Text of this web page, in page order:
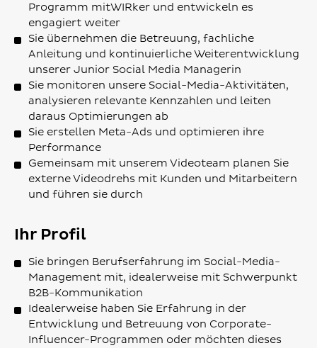
Programm mitWIRker und entwickeln es
engagiert weiter
Sie übernehmen die Betreuung, fachliche
Anleitung und kontinuierliche Weiterentwicklung
unserer Junior Social Media Managerin
Sie monitoren unsere Social-Media-Aktivitäten,
analysieren relevante Kennzahlen und leiten
daraus Optimierungen ab
Sie erstellen Meta-Ads und optimieren ihre
Performance
Gemeinsam mit unserem Videoteam planen Sie
externe Videodrehs mit Kunden und Mitarbeitern
und führen sie durch
Ihr Profil
Sie bringen Berufserfahrung im Social-Media-
Management mit, idealerweise mit Schwerpunkt
B2B-Kommunikation
Idealerweise haben Sie Erfahrung in der
Entwicklung und Betreuung von Corporate-
Influencer-Programmen oder möchten dieses